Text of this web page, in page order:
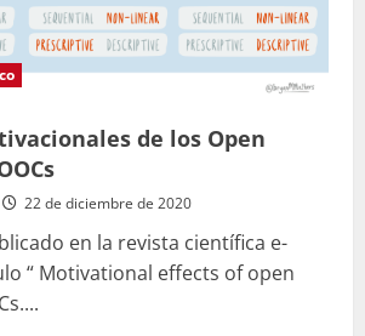
de los Open
22 de diciembre de 2020
en la revista científica e-
“ Motivational effects of open